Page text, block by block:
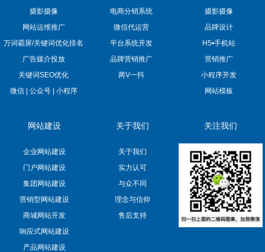
摄影摄像
电商分销系统
网站运维推广
微信代运营
万词霸屏/关键词优化排名
平台系统开发
广告媒介投放
品牌营销推广
关键词SEO优化
两V一抖
微信 | 公众号 | 小程序
摄影摄像
品牌设计
H5•手机站
营销推广
小程序开发
网站模板
网站建设
企业网站建设
门户网站建设
集团网站建设
营销型网站建设
商城网站开发
响应式网站建设
产品网站建设
关于我们
关于我们
实力认可
与众不同
理念与信仰
售后支持
关注我们